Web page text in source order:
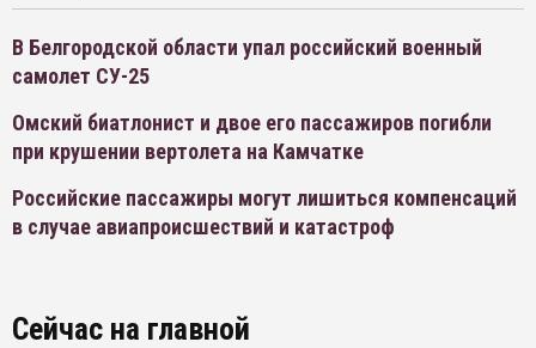
В Белгородской области упал российский военный
самолет СУ-25
Омский биатлонист и двое его пассажиров погибли
при крушении вертолета на Камчатке
Российские пассажиры могут лишиться компенсаций
в случае авиапроисшествий и катастроф
Сейчас на главной